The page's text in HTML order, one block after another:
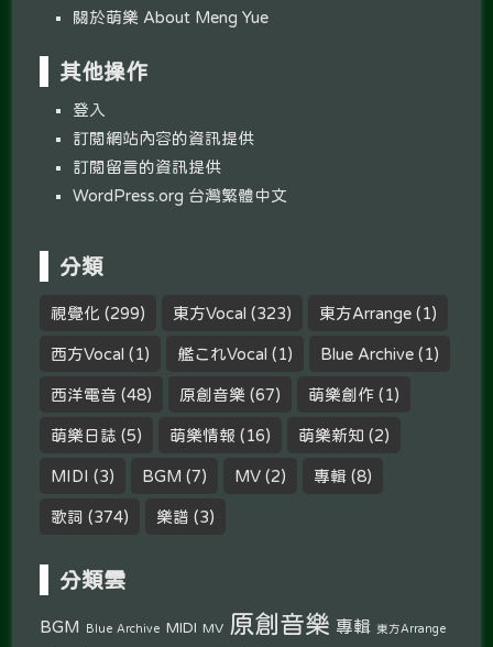
關於萌樂 About Meng Yue
其他操作
登入
訂閱網站內容的資訊提供
訂閱留言的資訊提供
WordPress.org 台灣繁體中文
分類
視覺化 (299) 東方Vocal (323) 東方Arrange (1)
西方Vocal (1) 艦これVocal (1) Blue Archive (1)
西洋電音 (48) 原創音樂 (67) 萌樂創作 (1)
萌樂日誌 (5) 萌樂情報 (16) 萌樂新知 (2)
MIDI (3) BGM (7) MV (2) 專輯 (8)
歌詞 (374) 樂譜 (3)
分類雲
BGM Blue Archive MIDI MV 原創音樂 專輯 東方Arrange